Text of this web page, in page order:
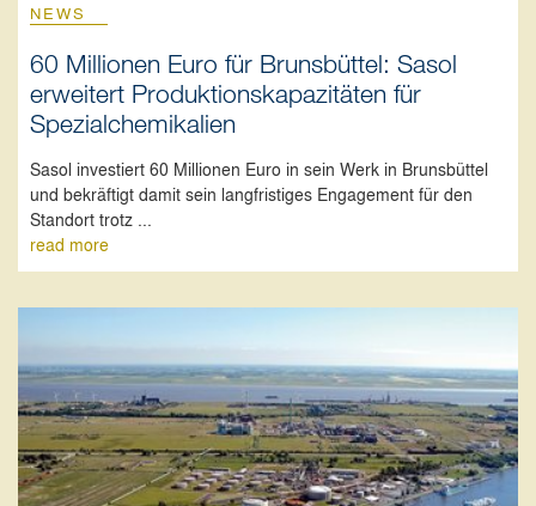
NEWS
60 Millionen Euro für Brunsbüttel: Sasol
erweitert Produktionskapazitäten für
Spezialchemikalien
Sasol investiert 60 Millionen Euro in sein Werk in Brunsbüttel
und bekräftigt damit sein langfristiges Engagement für den
Standort trotz ...
read more